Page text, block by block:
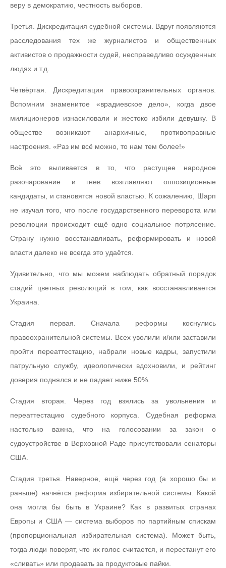
веру в демократию, честность выборов.
Третья. Дискредитация судебной системы. Вдруг появляются
расследования тех же журналистов и общественных
активистов о продажности судей, несправедливо осужденных
людях и т.д.
Четвёртая. Дискредитация правоохранительных органов.
Вспомним знаменитое «врадиевское дело», когда двое
милиционеров изнасиловали и жестоко избили девушку. В
обществе возникают анархичные, противоправные
настроения. «Раз им всё можно, то нам тем более!»
Всё это выливается в то, что растущее народное
разочарование и гнев возглавляют оппозиционные
кандидаты, и становятся новой властью. К сожалению, Шарп
не изучал того, что после государственного переворота или
революции происходит ещё одно социальное потрясение.
Страну нужно восстанавливать, реформировать и новой
власти далеко не всегда это удаётся.
Удивительно, что мы можем наблюдать обратный порядок
стадий цветных революций в том, как восстанавливается
Украина.
Стадия первая. Сначала реформы коснулись
правоохранительной системы. Всех уволили и/или заставили
пройти переаттестацию, набрали новые кадры, запустили
патрульную службу, идеологически вдохновили, и рейтинг
доверия поднялся и не падает ниже 50%.
Стадия вторая. Через год взялись за увольнения и
переаттестацию судебного корпуса. Судебная реформа
настолько важна, что на голосовании за закон о
судоустройстве в Верховной Раде присутствовали сенаторы
США.
Стадия третья. Наверное, ещё через год (а хорошо бы и
раньше) начнётся реформа избирательной системы. Какой
она могла бы быть в Украине? Как в развитых странах
Европы и США — система выборов по партийным спискам
(пропорциональная избирательная система). Может быть,
тогда люди поверят, что их голос считается, и перестанут его
«сливать» или продавать за продуктовые пайки.